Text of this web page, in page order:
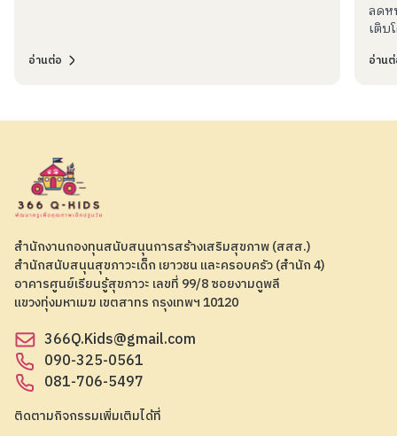
อ่านต่อ
ลดห
เติบ
อ่าน
สำนักงานกองทุนสนับสนุนการสร้างเสริมสุขภาพ (สสส.)
สำนักสนับสนุนสุขภาวะเด็ก เยาวชน และครอบครัว (สำนัก 4)
อาคารศูนย์เรียนรู้สุขภาวะ เลขที่ 99/8 ซอยงามดูพลี
แขวงทุ่งมหาเมฆ เขตสาทร กรุงเทพฯ 10120
366Q.Kids@gmail.com
090-325-0561
081-706-5497
ติดตามกิจกรรมเพิ่มเติมได้ที่